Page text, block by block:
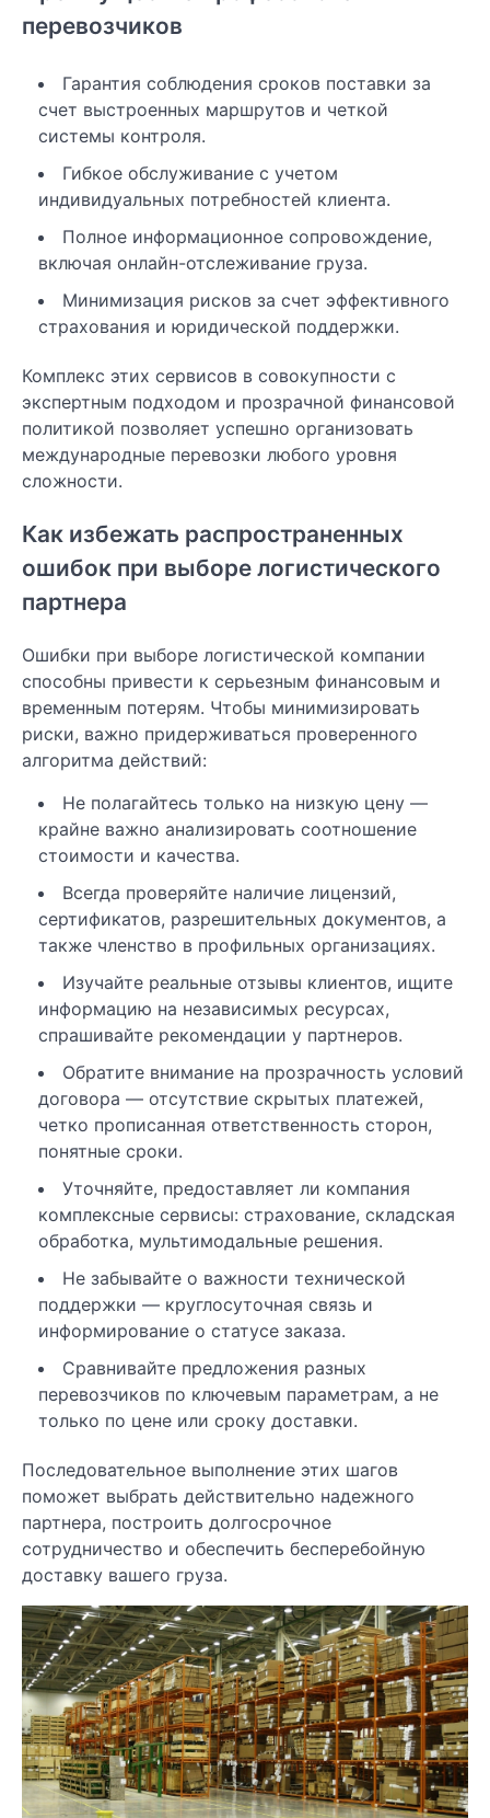
перевозчиков
Гарантия соблюдения сроков поставки за
счет выстроенных маршрутов и четкой
системы контроля.
Гибкое обслуживание с учетом
индивидуальных потребностей клиента.
Полное информационное сопровождение,
включая онлайн-отслеживание груза.
Минимизация рисков за счет эффективного
страхования и юридической поддержки.
Комплекс этих сервисов в совокупности с
экспертным подходом и прозрачной финансовой
политикой позволяет успешно организовать
международные перевозки любого уровня
сложности.
Как избежать распространенных
ошибок при выборе логистического
партнера
Ошибки при выборе логистической компании
способны привести к серьезным финансовым и
временным потерям. Чтобы минимизировать
риски, важно придерживаться проверенного
алгоритма действий:
Не полагайтесь только на низкую цену —
крайне важно анализировать соотношение
стоимости и качества.
Всегда проверяйте наличие лицензий,
сертификатов, разрешительных документов, а
также членство в профильных организациях.
Изучайте реальные отзывы клиентов, ищите
информацию на независимых ресурсах,
спрашивайте рекомендации у партнеров.
Обратите внимание на прозрачность условий
договора — отсутствие скрытых платежей,
четко прописанная ответственность сторон,
понятные сроки.
Уточняйте, предоставляет ли компания
комплексные сервисы: страхование, складская
обработка, мультимодальные решения.
Не забывайте о важности технической
поддержки — круглосуточная связь и
информирование о статусе заказа.
Сравнивайте предложения разных
перевозчиков по ключевым параметрам, а не
только по цене или сроку доставки.
Последовательное выполнение этих шагов
поможет выбрать действительно надежного
партнера, построить долгосрочное
сотрудничество и обеспечить бесперебойную
доставку вашего груза.